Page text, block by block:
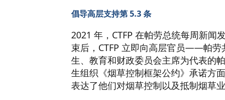
倡导高层支持第 5.3 条
2021 年，CTFP 在帕劳总统每周新闻
束后，CTFP 立即向高层官员——帕劳
生、教育和财政委员会主席为代表的
生组织《烟草控制框架公约》承诺方
表达了他们对烟草控制以及抵制烟草